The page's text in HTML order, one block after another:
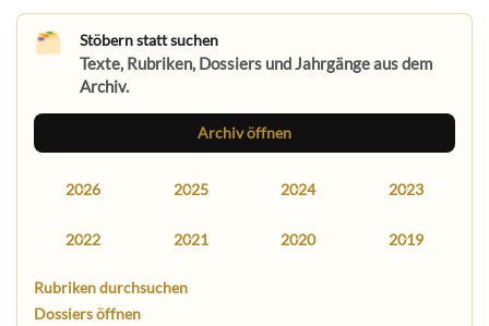
Stöbern statt suchen
Texte, Rubriken, Dossiers und Jahrgänge aus dem
Archiv.
Archiv öffnen
2026 2025 2024 2023
2022 2021 2020 2019
Rubriken durchsuchen
Dossiers öffnen